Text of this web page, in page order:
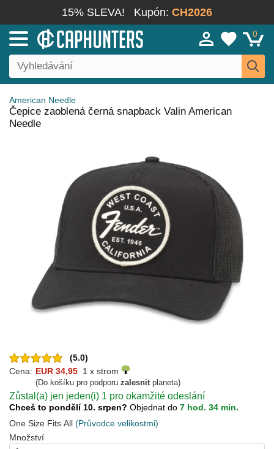
15% SLEVA! Kupón: CH2026
0
American Needle
Čepice zaoblená černá snapback Valin American
Needle
(5.0)
Cena: EUR 34,95 1 x strom
(Do košíku pro podporu zalesnitplaneta)
Zůstal(a) jen jeden(i) 1 pro okamžité odeslání
Chceš to pondělí 10. srpen? Objednat do 7 hod. 34 min.
One Size Fits All (Průvodce velikostmi)
Množství